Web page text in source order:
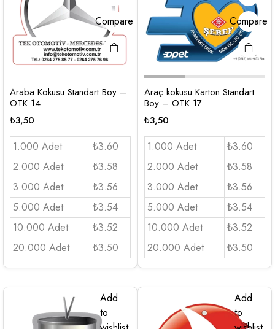
Compare
Araba Kokusu Standart Boy –
OTK 14
₺3,50
1.000 Adet
₺3.60
2.000 Adet
₺3.58
3.000 Adet
₺3.56
5.000 Adet
₺3.54
10.000 Adet
₺3.52
20.000 Adet
₺3.50
Compare
Araç kokusu Karton Standart
Boy – OTK 17
₺3,50
1.000 Adet
₺3.60
2.000 Adet
₺3.58
3.000 Adet
₺3.56
5.000 Adet
₺3.54
10.000 Adet
₺3.52
20.000 Adet
₺3.50
Add
to
Add
to